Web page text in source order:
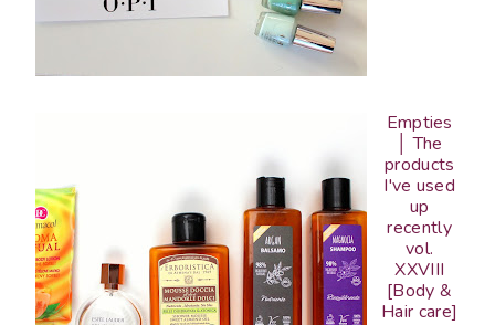
Empties
│ The
products
I've used
up
recently
vol.
XXVIII
[Body &
Hair care]